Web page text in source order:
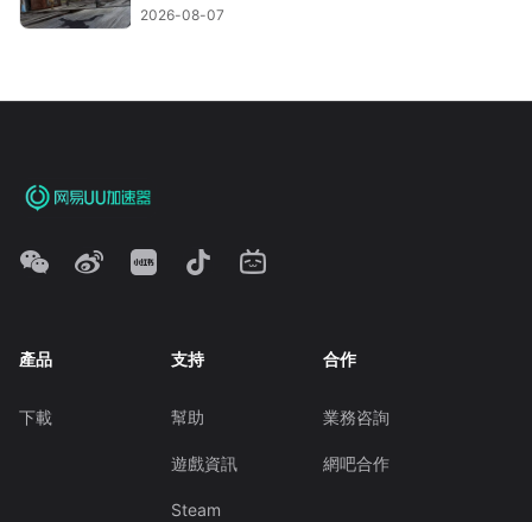
2026-08-07
產品
下載
支持
幫助
遊戲資訊
Steam
合作
業務咨詢
網吧合作